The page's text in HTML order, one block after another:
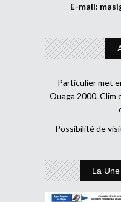
E-mail:
Particulier met
Ouaga 2000. Clim
Possibilité de
La